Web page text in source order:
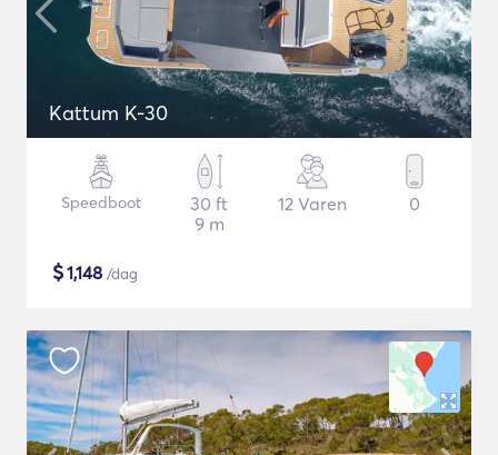
Kattum K-30
Speedboot
30 ft
9 m
12 Varen 0
$1,148 /dag